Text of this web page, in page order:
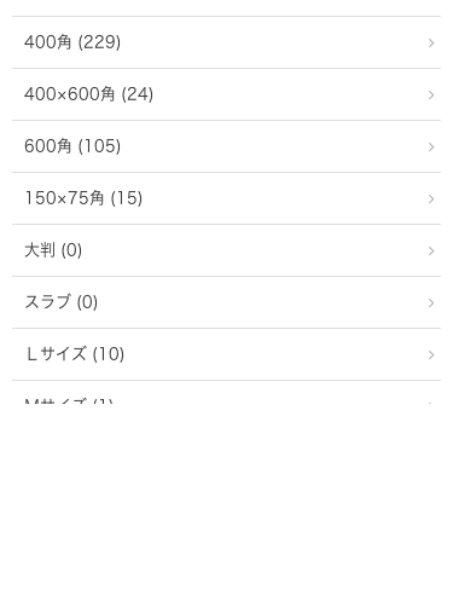
400角 (229)
400×600角 (24)
600角 (105)
150×75角 (15)
大判 (0)
スラブ (0)
Ｌサイズ (10)
Ｍサイズ (1)